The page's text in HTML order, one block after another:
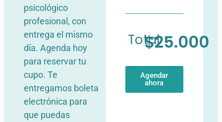
psicológico
profesional, con
entrega el mismo
día. Agenda hoy
para reservar tu
cupo. Te
entregamos boleta
electrónica para
que puedas
Total$25.000
Agendar
ahora